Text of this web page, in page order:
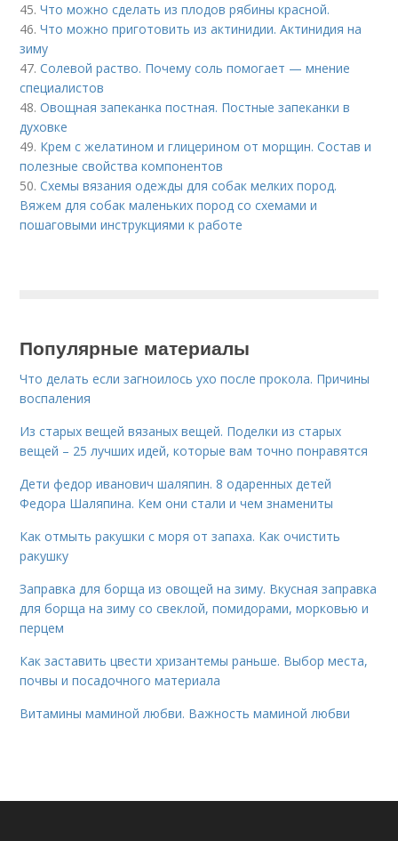
45.Что можно сделать из плодов рябины красной.
46.Что можно приготовить из актинидии. Актинидия на
зиму
47.Солевой раство. Почему соль помогает — мнение
специалистов
48.Овощная запеканка постная. Постные запеканки в
духовке
49. Крем с желатином и глицерином от морщин. Состав и
полезные свойства компонентов
50.Схемы вязания одежды для собак мелких пород.
Вяжем для собак маленьких пород со схемами и
пошаговыми инструкциями к работе
Популярные материалы
Что делать если загноилось ухо после прокола. Причины
воспаления
Из старых вещей вязаных вещей. Поделки из старых
вещей – 25 лучших идей, которые вам точно понравятся
Дети федор иванович шаляпин. 8 одаренных детей
Федора Шаляпина. Кем они стали и чем знамениты
Как отмыть ракушки с моря от запаха. Как очистить
ракушку
Заправка для борща из овощей на зиму. Вкусная заправка
для борща на зиму со свеклой, помидорами, морковью и
перцем
Как заставить цвести хризантемы раньше. Выбор места,
почвы и посадочного материала
Витамины маминой любви. Важность маминой любви